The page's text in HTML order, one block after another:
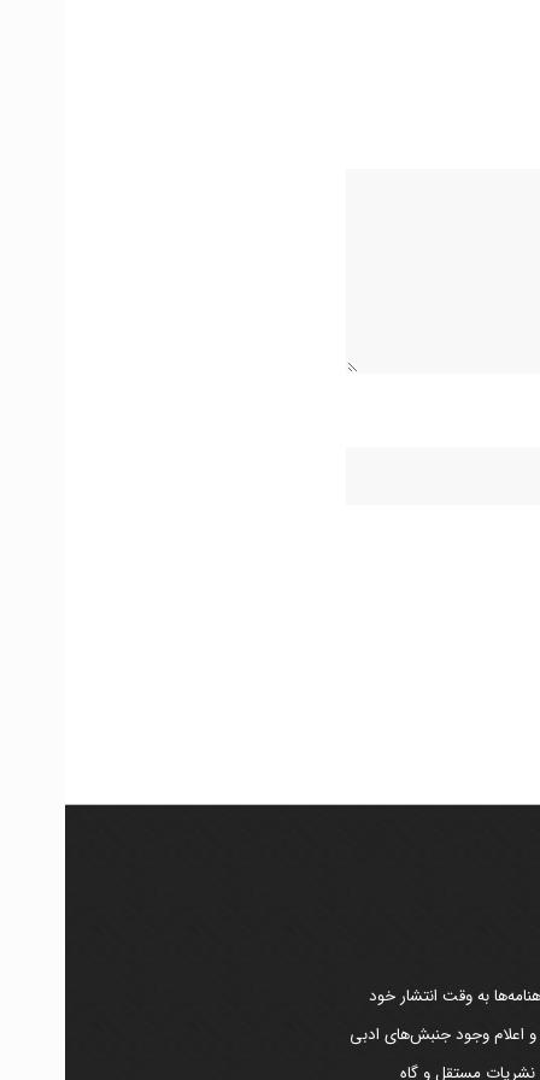
به وقت انتشار خود
و اعلام وجود جنبش‌های ادبی
نشریات مستقل و گاه